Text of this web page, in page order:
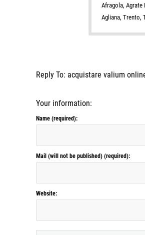
Afragola, Agrate
Agliana, Trento,
Reply To: acquistare valium
Your information:
Name (required):
Mail (will not be published) (required):
Website: